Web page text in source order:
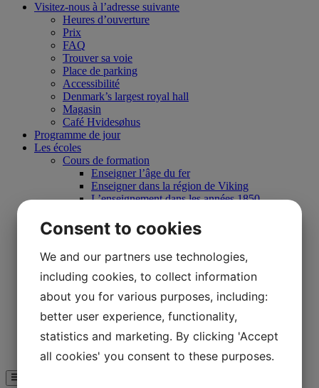
Visitez-nous à l’adresse suivante
Heures d’ouverture
Prix
FAQ
Trouver sa voie
Place de parking
Accessibilité
Denmark’s largest royal hall
Magasin
Café Hvidesøhus
Programme de jour
Les écoles
Cours de formation
Enseigner l’âge du fer
Enseigner dans la région de Viking
L’enseignement dans les années 1850
Écoles de colonies de vacances
Par soi-même
Expériences
Magasin
Café Hvidesøhus
Carte de Lejre Land of Legends
Entreprises
Club des entreprises et sponsors
Soutenir Lejre Land of Legends
Visite guidée
Consent to cookies
We and our partners use technologies,
including cookies, to collect information
about you for various purposes, including:
better user experience, functionality,
statistics and marketing. By clicking 'Accept
all cookies' you consent to these purposes.